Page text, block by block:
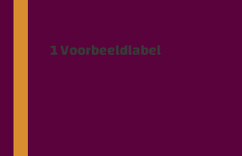
1Voorbeeldlabel